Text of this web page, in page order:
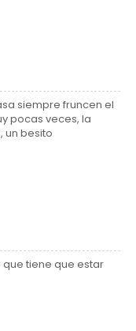
siempre fruncen el
pocas veces, la
un besito
tiene que estar